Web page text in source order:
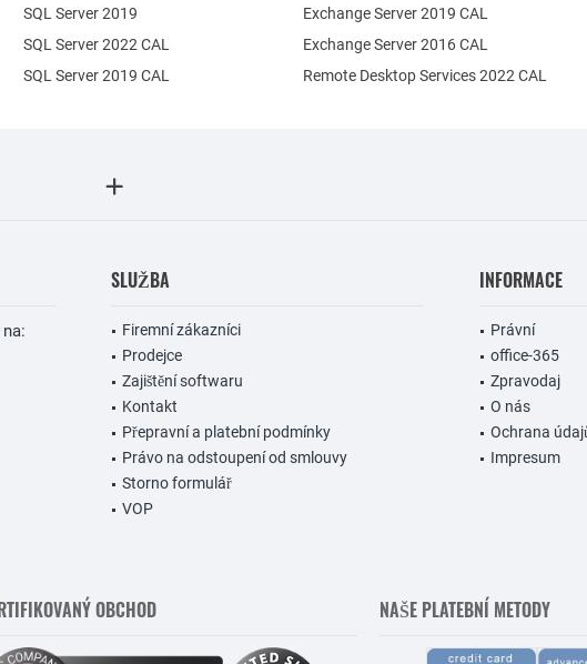
SQL Server 2019
SQL Server 2022 CAL
SQL Server 2019 CAL
Remote Desktop Services 2022 CAL
Exchange Server 2019 CAL
Exchange Server 2016 CAL
SLUŽBA
Firemní zákazníci
Prodejce
Zajištění softwaru
Kontakt
Přepravní a platební podmínky
Právo na odstoupení od smlouvy
Storno formulář
VOP
INFORMACE
Právní
office-365
Zpravodaj
O nás
Ochrana
Impresum
OBCHOD NAŠE PLATEBNÍ METODY